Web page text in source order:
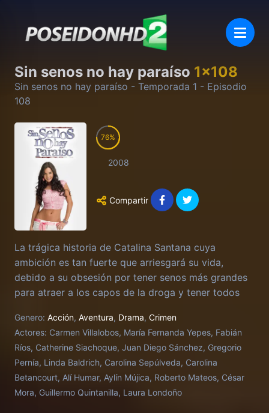
Sin senos no hay paraíso 1x108
Sin senos no hay paraíso - Temporada 1 - Episodio
108
76
2008
Compartir
La trágica historia de Catalina Santana cuya
ambición es tan fuerte que arriesgará su vida,
debido a su obsesión por tener senos más grandes
para atraer a los capos de la droga y tener todos
Genero: Acción, Aventura, Drama, Crimen
Actores: Carmen Villalobos, María Fernanda Yepes, Fabián
Ríos, Catherine Siachoque, Juan Diego Sánchez, Gregorio
Pernía, Linda Baldrich, Carolina Sepúlveda, Carolina
Betancourt, Alí Humar, Aylín Mújica, Roberto Mateos, César
Mora, Guillermo Quintanilla, Laura Londoño